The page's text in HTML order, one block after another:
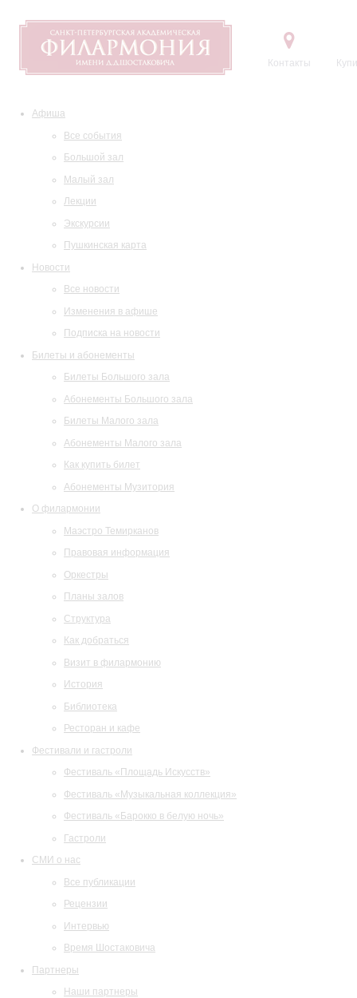
Контакты
Афиша
Все события
Большой зал
Малый зал
Лекции
Экскурсии
Пушкинская карта
Новости
Все новости
Изменения в афише
Подписка на новости
Билеты и абонементы
Билеты Большого зала
Абонементы Большого зала
Билеты Малого зала
Абонементы Малого зала
Как купить билет
Абонементы Музитория
О филармонии
Маэстро Темирканов
Правовая информация
Оркестры
Планы залов
Структура
Как добраться
Визит в филармонию
История
Библиотека
Ресторан и кафе
Фестивали и гастроли
Фестиваль «Площадь Искусств»
Фестиваль «Музыкальная коллекция»
Фестиваль «Барокко в белую ночь»
Гастроли
СМИ о нас
Все публикации
Рецензии
Интервью
Время Шостаковича
Партнеры
Наши партнеры